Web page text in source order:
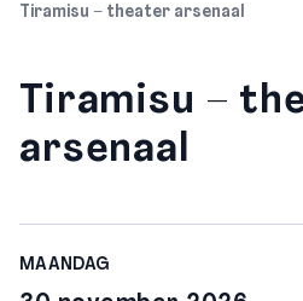
Tiramisu – theater arsenaal
Tiramisu –
arsenaal
MAANDAG